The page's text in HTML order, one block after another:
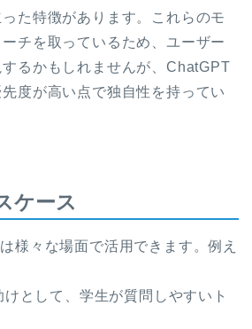
た特徴があります。これらのモ
チを取っているため、ユーザー
るかもしれませんが、ChatGPT
度が高い点で独自性を持ってい
ケース
様々な場面で活用できます。例え
として、学生が質問しやすいト